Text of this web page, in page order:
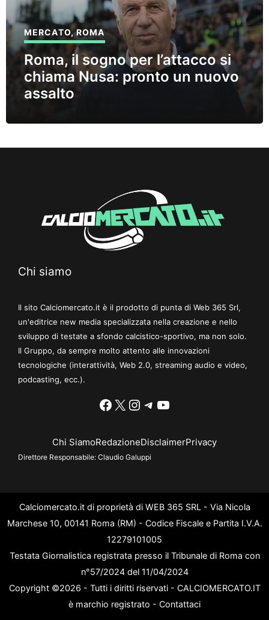
MERCATO,ROMA
Roma, il sogno per l’attacco si
chiama Nusa: pronto un nuovo
assalto
Chi siamo
Il sito Calciomercato.it è il prodotto di punta di Web 365 Srl,
un'editrice new media specializzata nella creazione e nello
sviluppo di testate a sfondo calcistico-sportivo, ma non solo.
Il Gruppo, da sempre molto attento alle innovazioni
tecnologiche (interattività, Web 2.0, streaming audio e video,
podcasting, ecc.).
Facebook
X Instagram
Telegram
YouTube
Chi SiamoRedazioneDisclaimerPrivacy
Direttore Responsabile: Claudio Galuppi
Calciomercato.it di proprietà di WEB 365 SRL - Via Nicola
Marchese 10, 00141 Roma (RM) - Codice Fiscale e Partita I.V.A.
12279101005
Testata Giornalistica registrata presso il Tribunale di Roma con
n°57/2024 del 11/04/2024
Copyright ©2026 - Tutti i diritti riservati - CALCIOMERCATO.IT
è marchio registrato - Contattaci